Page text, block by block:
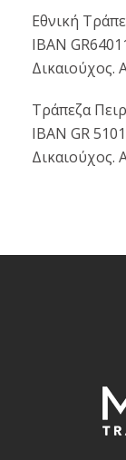
Εθνική
ΙΒΑΝ
Δικαιούχος.
Τράπεζα
IBAN GR
Δικαιούχος.